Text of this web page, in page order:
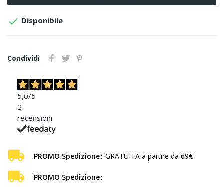
 Disponibile
Condividi
5,0/5
2
recensioni
PROMO Spedizione GRATUITA a partire da 69€
PROMO Spedizione